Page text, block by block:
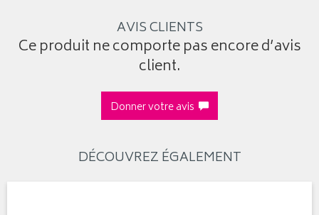
AVIS CLIENTS
Ce produit ne comporte pas encore d’avis
client.
Donner votre avis
DÉCOUVREZ ÉGALEMENT